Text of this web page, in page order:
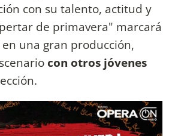
con su talento, actitud y
de primavera" marcará
en una gran producción,
con otros jóvenes